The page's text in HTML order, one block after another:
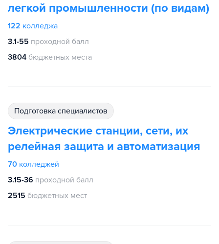
легкой промышленности (по видам)
122 колледжа
3.1-55 проходной балл
3804 бюджетных места
подготовка специалистов
Электрические станции, сети, их
релейная защита и автоматизация
70 колледжей
3.15-36 проходной балл
2515 бюджетных мест